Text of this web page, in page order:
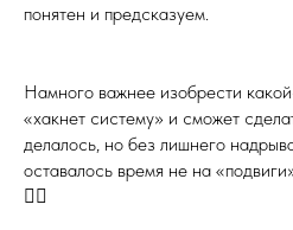
понятен и предсказуем.
Намного важнее изобрести
«хакнет систему» и сможет
делалось, но без лишнего
оставалось время не на
🤷‍♀️